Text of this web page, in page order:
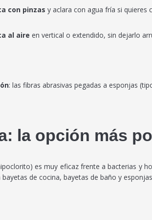
con pinzas y aclara con agua fría si quieres
al aire en vertical o extendido, sin dejarlo
: las fibras abrasivas pegadas a esponjas
la opción más
es muy eficaz frente a bacterias y
bayetas de cocina, bayetas de baño y